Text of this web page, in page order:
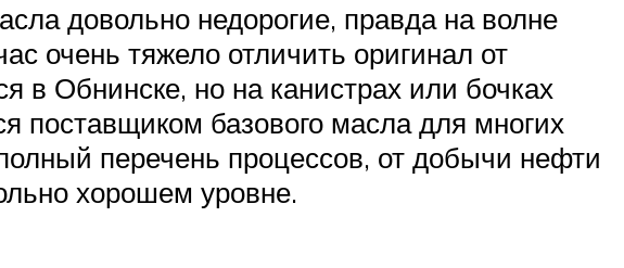
довольно недорогие, правда на волне
очень тяжело отличить оригинал от
в Обнинске, но на канистрах или бочках
поставщиком базового масла для многих
перечень процессов, от добычи нефти
хорошем уровне.